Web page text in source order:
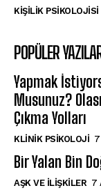
KIŞILIK PSIKOLOJISI
POPÜLER
Yapmak
Musunuz?
Çıkma Yolları
KLINIK PSIKOLOJI
Bir Yalan Bin
AŞK VE İLIŞKILER 7